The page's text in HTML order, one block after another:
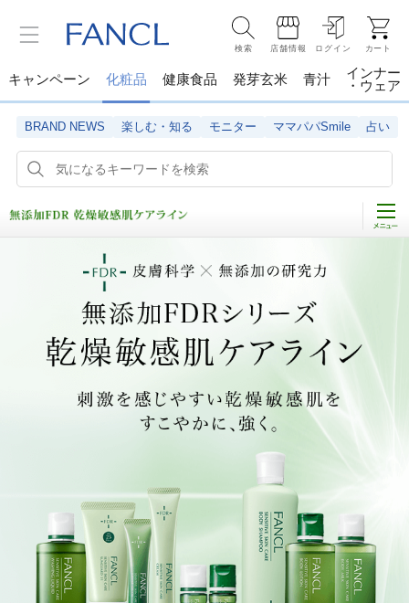
検索 店舗情報 ログイン カート
キャンペーン 化粧品 健康食品 発芽玄米 青汁
インナー
・ウェア
BRAND NEWS 楽しむ・知る モニター ママパパSmile 占い